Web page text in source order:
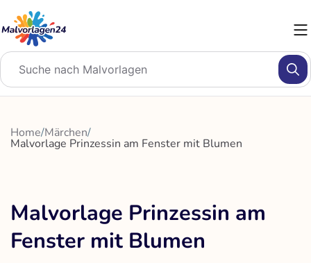
Inhalt
springen
Home/Märchen/
Malvorlage Prinzessin am Fenster mit Blumen
Malvorlage Prinzessin am
Fenster mit Blumen